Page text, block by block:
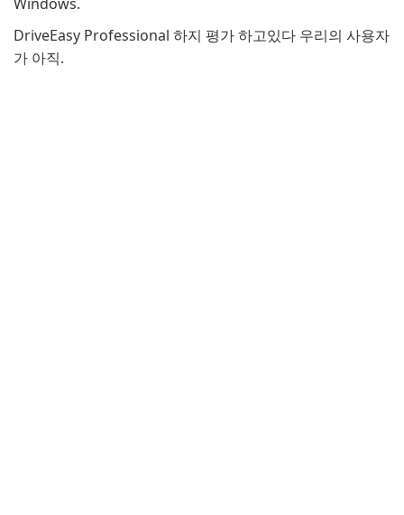
DriveEasy Professional 하지 평가 하고있다 우리의 사용자
가 아직.